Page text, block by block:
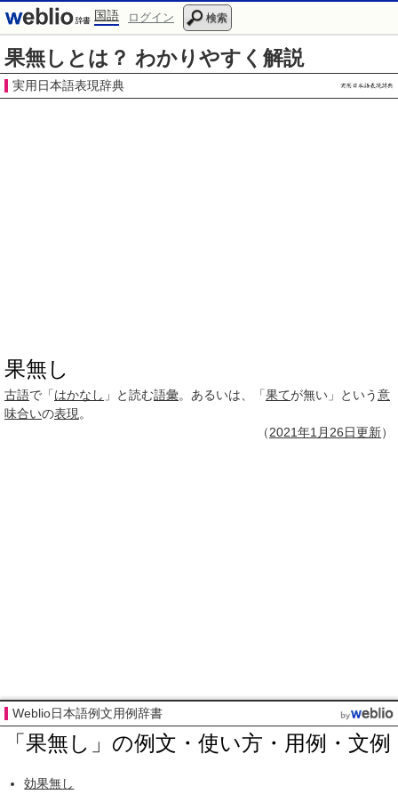
国語 ログイン 検索
果無しとは？ わかりやすく解説
実用日本語表現辞典
果無し
古語で「はかなし 」と読む語彙。あるいは、「果てが無い」という意
味合いの表現 。
（2021年1月 26日更新）
Weblio日本語例文用例辞書
「果無し」の例文・使い方・用例・文例
効果無し